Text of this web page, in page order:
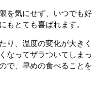
を気にせず、いつでも好
もとても喜ばれます。
り、温度の変化が大きく
なってザラついてしまっ
で、早めの食べることを